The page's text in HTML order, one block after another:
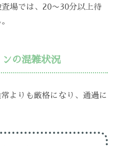
場では、20〜30分以上待
の混雑状況
よりも厳格になり、通過に